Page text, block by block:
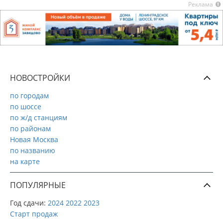
Реклама
НОВОСТРОЙКИ
по городам
по шоссе
по ж/д станциям
по районам
Новая Москва
по названию
на карте
ПОПУЛЯРНЫЕ
Год сдачи: 2024 2022 2023
Старт продаж